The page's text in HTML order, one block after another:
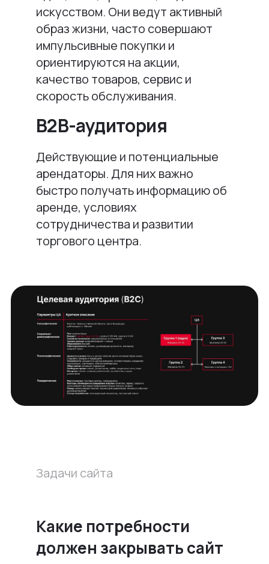
искусством. Они ведут активный
образ жизни, часто совершают
импульсивные покупки и
ориентируются на акции,
качество товаров, сервис и
скорость обслуживания.
B2B-аудитория
Действующие и потенциальные
арендаторы. Для них важно
быстро получать информацию об
аренде, условиях
сотрудничества и развитии
торгового центра.
Задачи сайта
Какие потребности
должен закрывать сайт